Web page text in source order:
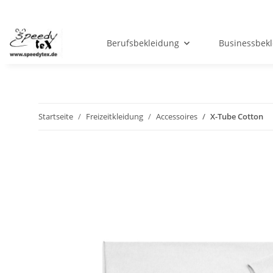
Berufsbekleidung
Startseite Freizeitkleidung Accessoires X-Tube Cotton